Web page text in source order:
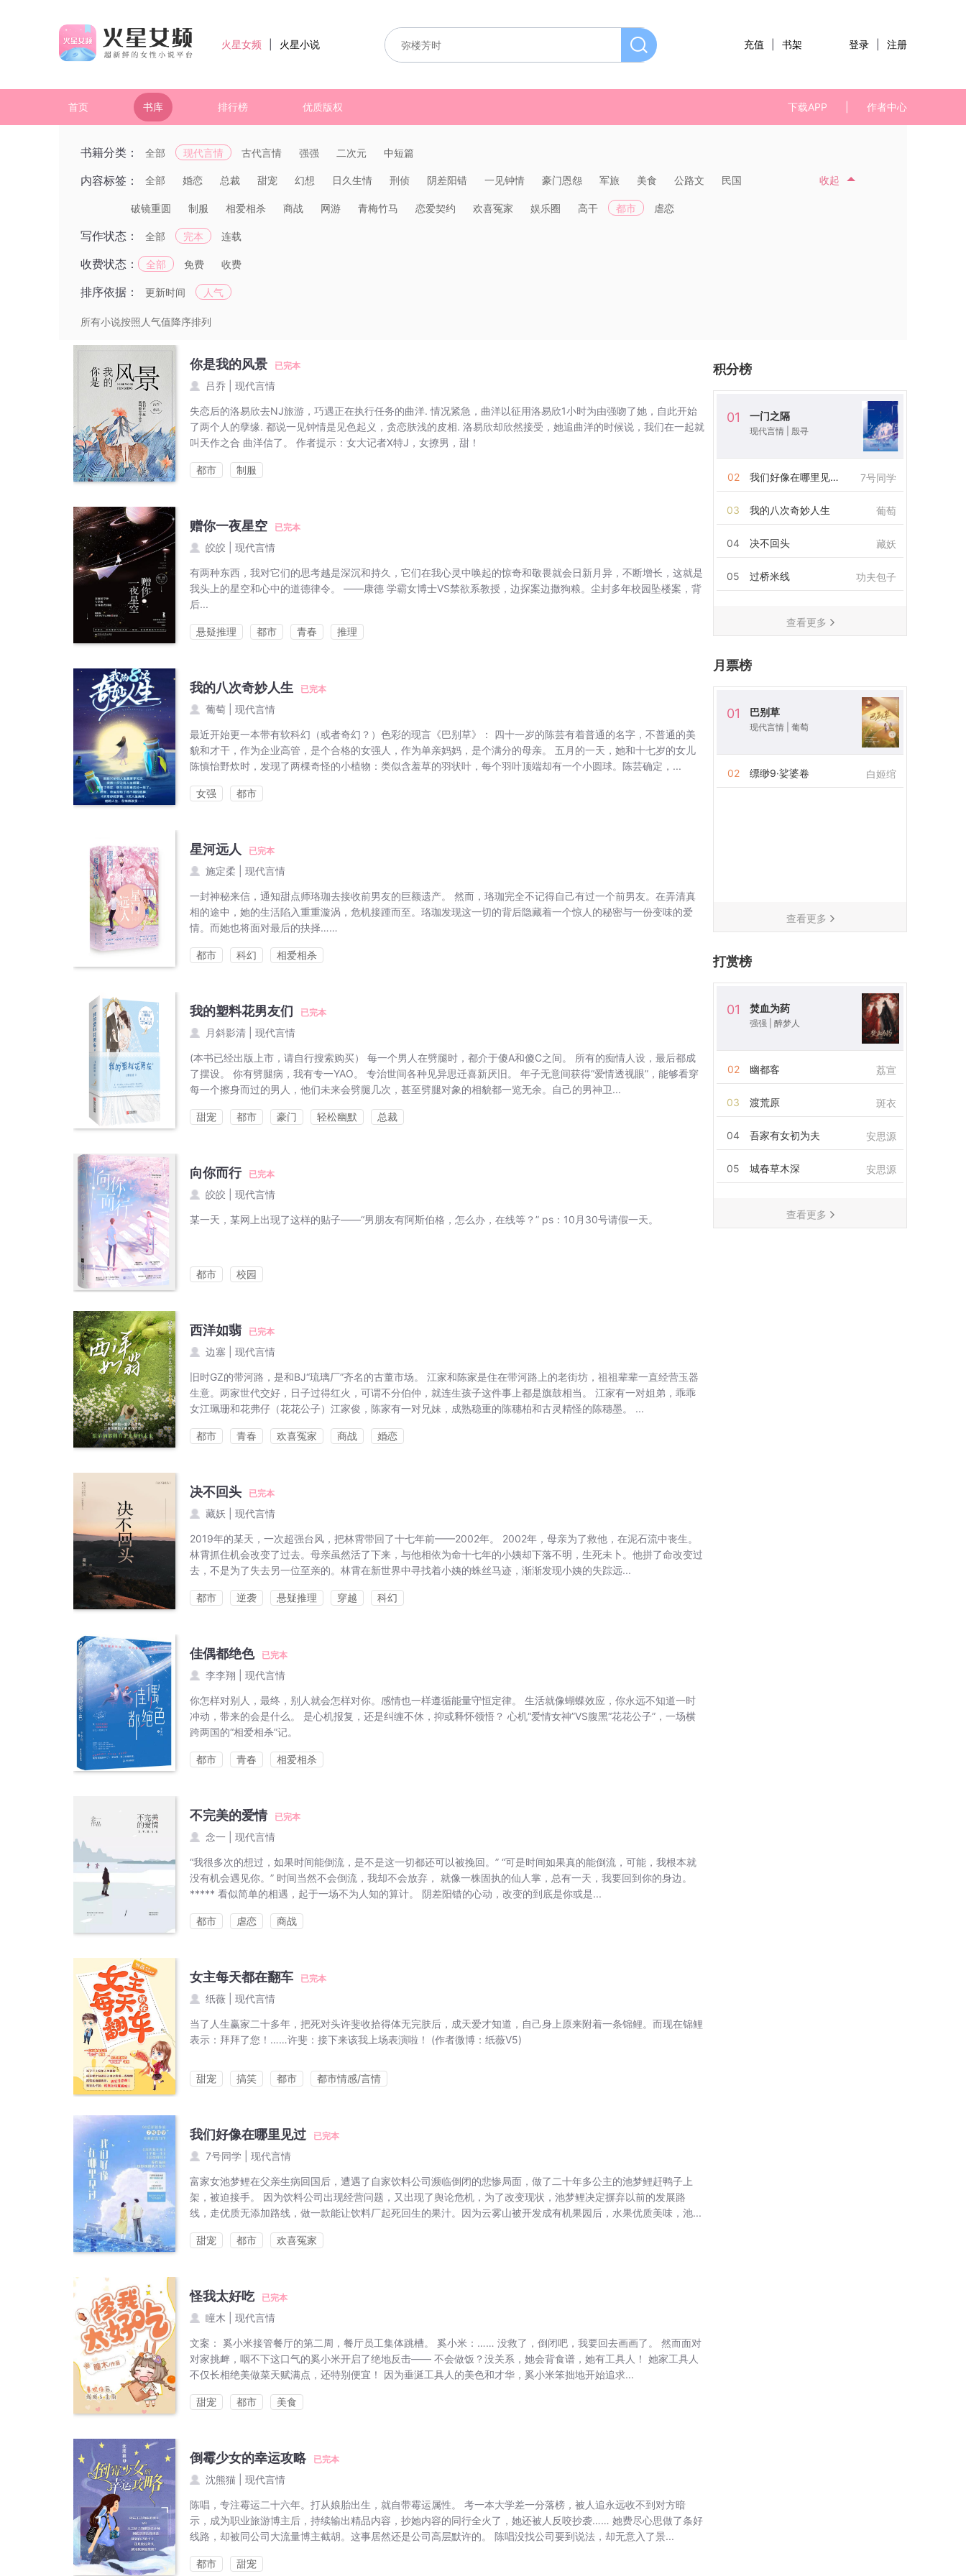
火星小说
火星女频 注册
登录
书架
充值
首页 书库 排行榜 优质版权 下载APP 作者中心
书籍分类： 全部 现代言情 古代言情 强强 二次元 中短篇
内容标签： 全部 婚恋 总裁 甜宠 幻想 日久生情 刑侦 阴差阳错 一见钟情 豪门恩怨 军旅 美食 公路文 民国
破镜重圆 制服 相爱相杀 商战 网游 青梅竹马 恋爱契约 欢喜冤家 娱乐圈 高干 都市 虐恋
收起
写作状态： 全部 完本 连载
收费状态： 全部 免费 收费
排序依据： 更新时间 人气
所有小说按照人气值降序排列
你是我的风景 已完本
吕乔 现代言情
失恋后的洛易欣去NJ旅游，巧遇正在执行任务的曲洋. 情况紧急，曲洋以征用洛易欣1小时为由强吻了她，自此开始
了两个人的孽缘. 都说一见钟情是见色起义，贪恋肤浅的皮相. 洛易欣却欣然接受，她追曲洋的时候说，我们在一起就
叫天作之合 曲洋信了。 作者提示：女大记者X特J，女撩男，甜！
都市 制服
赠你一夜星空 已完本
皎皎 现代言情
有两种东西，我对它们的思考越是深沉和持久，它们在我心灵中唤起的惊奇和敬畏就会日新月异，不断增长，这就是
我头上的星空和心中的道德律令。 ——康德 学霸女博士VS禁欲系教授，边探案边撒狗粮。尘封多年校园坠楼案，背
后...
悬疑推理 都市 青春 推理
我的八次奇妙人生 已完本
葡萄 现代言情
最近开始更一本带有软科幻（或者奇幻？）色彩的现言《巴别草》： 四十一岁的陈芸有着普通的名字，不普通的美
貌和才干，作为企业高管，是个合格的女强人，作为单亲妈妈，是个满分的母亲。 五月的一天，她和十七岁的女儿
陈慎怡野炊时，发现了两棵奇怪的小植物：类似含羞草的羽状叶，每个羽叶顶端却有一个小圆球。陈芸确定，...
女强 都市
星河远人 已完本
施定柔 现代言情
一封神秘来信，通知甜点师珞珈去接收前男友的巨额遗产。 然而，珞珈完全不记得自己有过一个前男友。在弄清真
相的途中，她的生活陷入重重漩涡，危机接踵而至。珞珈发现这一切的背后隐藏着一个惊人的秘密与一份变味的爱
情。而她也将面对最后的抉择……
都市 科幻 相爱相杀
我的塑料花男友们 已完本
月斜影清 现代言情
(本书已经出版上市，请自行搜索购买） 每一个男人在劈腿时，都介于傻A和傻C之间。 所有的痴情人设，最后都成
了摆设。 你有劈腿病，我有专一YAO。 专治世间各种见异思迁喜新厌旧。 年子无意间获得“爱情透视眼”，能够看穿
每一个擦身而过的男人，他们未来会劈腿几次，甚至劈腿对象的相貌都一览无余。自己的男神卫...
甜宠 都市 豪门 轻松幽默 总裁
向你而行 已完本
皎皎 现代言情
某一天，某网上出现了这样的贴子——“男朋友有阿斯伯格，怎么办，在线等？” ps：10月30号请假一天。
都市 校园
西洋如翡 已完本
边塞 现代言情
旧时GZ的带河路，是和BJ“琉璃厂”齐名的古董市场。 江家和陈家是住在带河路上的老街坊，祖祖辈辈一直经营玉器
生意。两家世代交好，日子过得红火，可谓不分伯仲，就连生孩子这件事上都是旗鼓相当。 江家有一对姐弟，乖乖
女江珮珊和花弗仔（花花公子）江家俊，陈家有一对兄妹，成熟稳重的陈穗柏和古灵精怪的陈穗墨。 ...
都市 青春 欢喜冤家 商战 婚恋
决不回头 已完本
藏妖 现代言情
2019年的某天，一次超强台风，把林霄带回了十七年前——2002年。 2002年，母亲为了救他，在泥石流中丧生。
林霄抓住机会改变了过去。母亲虽然活了下来，与他相依为命十七年的小姨却下落不明，生死未卜。他拼了命改变过
去，不是为了失去另一位至亲的。林霄在新世界中寻找着小姨的蛛丝马迹，渐渐发现小姨的失踪远...
都市 逆袭 悬疑推理 穿越 科幻
佳偶都绝色 已完本
李李翔 现代言情
你怎样对别人，最终，别人就会怎样对你。感情也一样遵循能量守恒定律。 生活就像蝴蝶效应，你永远不知道一时
冲动，带来的会是什么。 是心机报复，还是纠缠不休，抑或释怀领悟？ 心机“爱情女神”VS腹黑“花花公子”，一场横
跨两国的“相爱相杀”记。
都市 青春 相爱相杀
不完美的爱情 已完本
念一 现代言情
“我很多次的想过，如果时间能倒流，是不是这一切都还可以被挽回。” “可是时间如果真的能倒流，可能，我根本就
没有机会遇见你。” 时间当然不会倒流，我却不会放弃， 就像一株固执的仙人掌，总有一天，我要回到你的身边。
***** 看似简单的相遇，起于一场不为人知的算计。 阴差阳错的心动，改变的到底是你或是...
都市 虐恋 商战
女主每天都在翻车 已完本
纸薇 现代言情
当了人生赢家二十多年，把死对头许斐收拾得体无完肤后，成天爱才知道，自己身上原来附着一条锦鲤。而现在锦鲤
表示：拜拜了您！……许斐：接下来该我上场表演啦！ (作者微博：纸薇V5)
甜宠 搞笑 都市 都市情感/言情
我们好像在哪里见过 已完本
7号同学 现代言情
富家女池梦鲤在父亲生病回国后，遭遇了自家饮料公司濒临倒闭的悲惨局面，做了二十年多公主的池梦鲤赶鸭子上
架，被迫接手。 因为饮料公司出现经营问题，又出现了舆论危机，为了改变现状，池梦鲤决定摒弃以前的发展路
线，走优质无添加路线，做一款能让饮料厂起死回生的果汁。因为云雾山被开发成有机果园后，水果优质美味，池...
甜宠 都市 欢喜冤家
怪我太好吃 已完本
瞳木 现代言情
文案： 奚小米接管餐厅的第二周，餐厅员工集体跳槽。 奚小米：…… 没救了，倒闭吧，我要回去画画了。 然而面对
对家挑衅，咽不下这口气的奚小米开启了绝地反击—— 不会做饭？没关系，她会背食谱，她有工具人！ 她家工具人
不仅长相绝美做菜天赋满点，还特别便宜！ 因为垂涎工具人的美色和才华，奚小米笨拙地开始追求...
甜宠 都市 美食
倒霉少女的幸运攻略 已完本
沈熊猫 现代言情
陈唱，专注霉运二十六年。打从娘胎出生，就自带霉运属性。 考一本大学差一分落榜，被人追永远收不到对方暗
示，成为职业旅游博主后，持续输出精品内容，抄她内容的同行全火了，她还被人反咬抄袭…… 她费尽心思做了条好
线路，却被同公司大流量博主截胡。这事居然还是公司高层默许的。 陈唱没找公司要到说法，却无意入了景...
都市 甜宠
积分榜
01 一门之隔
现代言情 殷寻
02 我们好像在哪里见过 7号同学
03 我的八次奇妙人生 葡萄
04 决不回头 藏妖
05 过桥米线 功夫包子
查看更多
月票榜
01 巴别草
现代言情 葡萄
02 缥缈9·娑婆卷 白姬绾
查看更多
打赏榜
01 焚血为药
强强 醉梦人
02 幽都客 荔宣
03 渡荒原 斑衣
04 吾家有女初为夫 安思源
05 城春草木深 安思源
查看更多